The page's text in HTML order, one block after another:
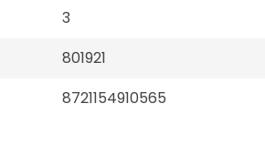
3
801921
8721154910565